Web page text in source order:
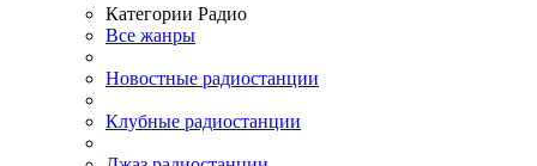
Категории Радио
Все жанры
Новостные радиостанции
Клубные радиостанции